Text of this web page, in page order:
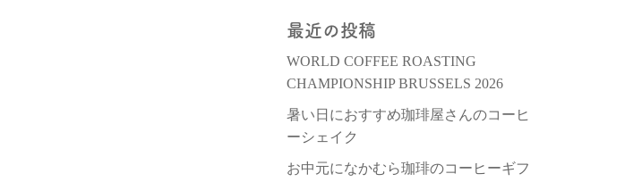
最近の投稿
WORLD COFFEE ROASTING
CHAMPIONSHIP BRUSSELS 2026
暑い日におすすめ珈琲屋さんのコーヒ
ーシェイク
お中元になかむら珈琲のコーヒーギフ